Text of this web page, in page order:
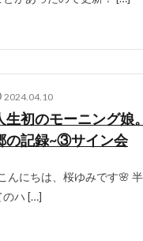
2024.04.10
生初のモーニング娘
の記録~③サイン会
んにちは、桜ゆみです🌸
のハ […]